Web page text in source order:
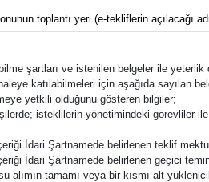
toplantı yeri (e-tekliflerin açılacağı
şartları ve istenilen belgeler ile
katılabilmeleri için aşağıda sayılan
yetkili olduğunu gösteren bilgiler;
isteklilerin yönetimindeki görevliler
İdari Şartnamede belirlenen teklif
İdari Şartnamede belirlenen geçici
alımın tamamı veya bir kısmı alt